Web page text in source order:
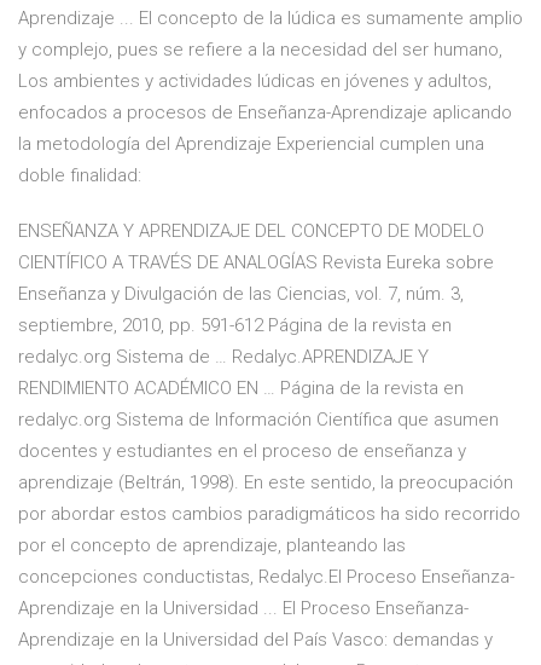
Aprendizaje ... El concepto de la lúdica es sumamente amplio
y complejo, pues se refiere a la necesidad del ser humano,
Los ambientes y actividades lúdicas en jóvenes y adultos,
enfocados a procesos de Enseñanza-Aprendizaje aplicando
la metodología del Aprendizaje Experiencial cumplen una
doble finalidad:
ENSEÑANZA Y APRENDIZAJE DEL CONCEPTO DE MODELO
CIENTÍFICO A TRAVÉS DE ANALOGÍAS Revista Eureka sobre
Enseñanza y Divulgación de las Ciencias, vol. 7, núm. 3,
septiembre, 2010, pp. 591-612 Página de la revista en
redalyc.org Sistema de … Redalyc.APRENDIZAJE Y
RENDIMIENTO ACADÉMICO EN … Página de la revista en
redalyc.org Sistema de Información Científica que asumen
docentes y estudiantes en el proceso de enseñanza y
aprendizaje (Beltrán, 1998). En este sentido, la preocupación
por abordar estos cambios paradigmáticos ha sido recorrido
por el concepto de aprendizaje, planteando las
concepciones conductistas, Redalyc.El Proceso Enseñanza-
Aprendizaje en la Universidad ... El Proceso Enseñanza-
Aprendizaje en la Universidad del País Vasco: demandas y